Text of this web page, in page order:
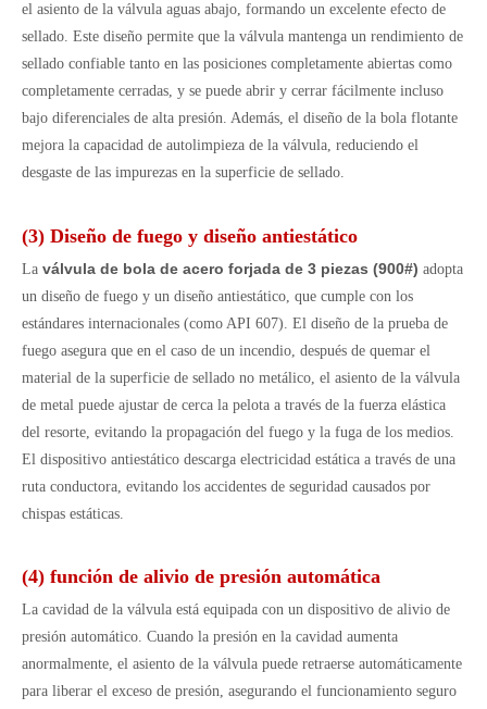
el asiento de la válvula aguas abajo, formando un excelente efecto de
sellado. Este diseño permite que la válvula mantenga un rendimiento de
sellado confiable tanto en las posiciones completamente abiertas como
completamente cerradas, y se puede abrir y cerrar fácilmente incluso
bajo diferenciales de alta presión. Además, el diseño de la bola flotante
mejora la capacidad de autolimpieza de la válvula, reduciendo el
desgaste de las impurezas en la superficie de sellado.
(3) Diseño de fuego y diseño antiestático
La válvula de bola de acero forjada de 3 piezas (900#) adopta
un diseño de fuego y un diseño antiestático, que cumple con los
estándares internacionales (como API 607). El diseño de la prueba de
fuego asegura que en el caso de un incendio, después de quemar el
material de la superficie de sellado no metálico, el asiento de la válvula
de metal puede ajustar de cerca la pelota a través de la fuerza elástica
del resorte, evitando la propagación del fuego y la fuga de los medios.
El dispositivo antiestático descarga electricidad estática a través de una
ruta conductora, evitando los accidentes de seguridad causados ​​por
chispas estáticas.
(4) función de alivio de presión automática
La cavidad de la válvula está equipada con un dispositivo de alivio de
presión automático. Cuando la presión en la cavidad aumenta
anormalmente, el asiento de la válvula puede retraerse automáticamente
para liberar el exceso de presión, asegurando el funcionamiento seguro